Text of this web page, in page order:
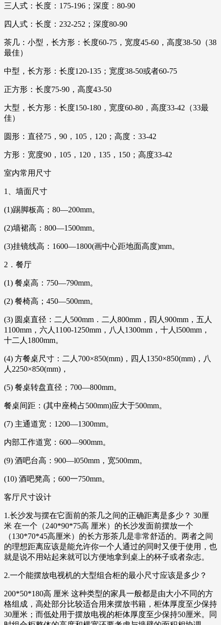
三人式：长度：175-196；深度：80-90
四人式：长度：232-252；深度80-90
茶几：小型，长方形：长度60-75，宽度45-60，高度38-50（38
最佳）
中型，长方形：长度120-135；宽度38-50或者60-75
正方形：长度75-90，高度43-50
大型，长方形：长度150-180，宽度60-80，高度33-42（33最
佳）
圆形：直径75，90，105，120；高度：33-42
方形：宽度90，105，120，135，150；高度33-42
室内常用尺寸
1、墙面尺寸
(1)踢脚板高；80—200mm。
(2)墙裙高：800—1500mm。
(3)挂镜线高：1600—1800(画中心距地面高度)mm。
2．餐厅
(1) 餐桌高：750—790mm。
(2) 餐椅高；450—500mm。
(3) 圆桌直径：二人500mm．二人800mm，四人900mm，五人
1100mm，六人1100-1250mm，八人1300mm，十人l500mm，
十二人1800mm。
(4) 方餐桌尺寸：二人700×850(mm)，四人1350×850(mm)，八
人2250×850(mm)，
(5) 餐桌转盘直径；700—800mm。
餐桌间距：(其中座椅占500mm)应大于500mm。
(7) 主通道宽：1200—1300mm。
内部工作道宽：600—900mm。
(9) 酒吧台高：900—l050mm，宽500mm。
(10) 酒吧凳高；600一750mm。
客厅尺寸设计
1.长沙发与摆在它面前的茶几之间的正确距离是多少？ 30厘
米 在一个（240*90*75高 厘米）的长沙发面前摆放一个
（130*70*45高厘米）的长方形茶几是非常舒适的。两者之间
的理想距离应该是能允许你一个人通过的同时又便于使用，也
就是说不用站起来就可以方便地拿到桌上的杯子或者杂志。
2.一个能摆放电视机的大型组合柜的最小尺寸应该是多少？
200*50*180高 厘米 这种类型的家具一般都是由大小不同的方
格组成，高处部分比较适合用来摆放书籍，柜体厚度至少保持
30厘米；而低处用于摆放电视的柜体厚度至少保持50厘米。同